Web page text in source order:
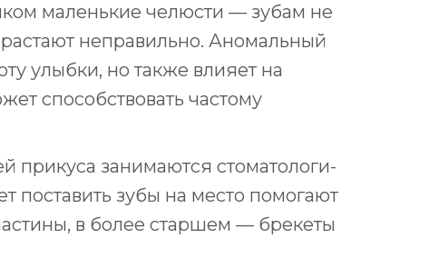
маленькие челюсти — зубам не
неправильно. Аномальный
улыбки, но также влияет на
способствовать частому
прикуса занимаются стоматологи-
поставить зубы на место помогают
в более старшем — брекеты